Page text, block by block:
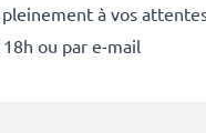
à vos
ou par e-mail